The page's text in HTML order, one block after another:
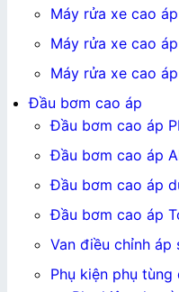
Máy rửa xe cao áp
Máy rửa xe cao
Máy rửa xe cao
Đầu bơm cao áp
Đầu bơm cao áp
Đầu bơm cao áp
Đầu bơm cao áp
Đầu bơm cao áp
Van điều chỉnh áp
Phụ kiện phụ